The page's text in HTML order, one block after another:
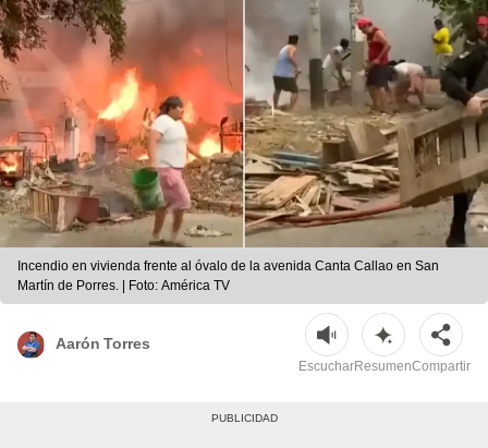
Incendio en vivienda frente al óvalo de la avenida Canta Callao en San
Martín de Porres. | Foto: América TV
Aarón Torres
EscucharResumenCompartir